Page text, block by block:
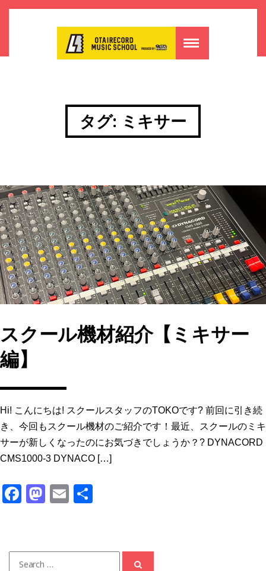
タグ: ミキサー
スクール機材紹介【ミキサー
編】
Hi! こんにちは! スクールスタッフのTOKOです? 前回に引き続
き、今回もスクール機材のご紹介です！最近、スクールのミキ
サーが新しくなったのにお気づきでしょうか？? DYNACORD
CMS1000-3 DYNACO […]
F
e
M
o
E
l
for: